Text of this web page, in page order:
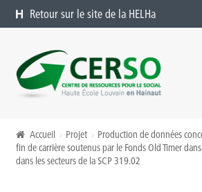
Retour sur le site de la HELHa
Aller à la navigation
Aller au contenu
Présentation
Accueil Projet
Production de données
fin de carrière soutenus par le Fonds Old Timer
dans les secteurs de la SCP 319.02